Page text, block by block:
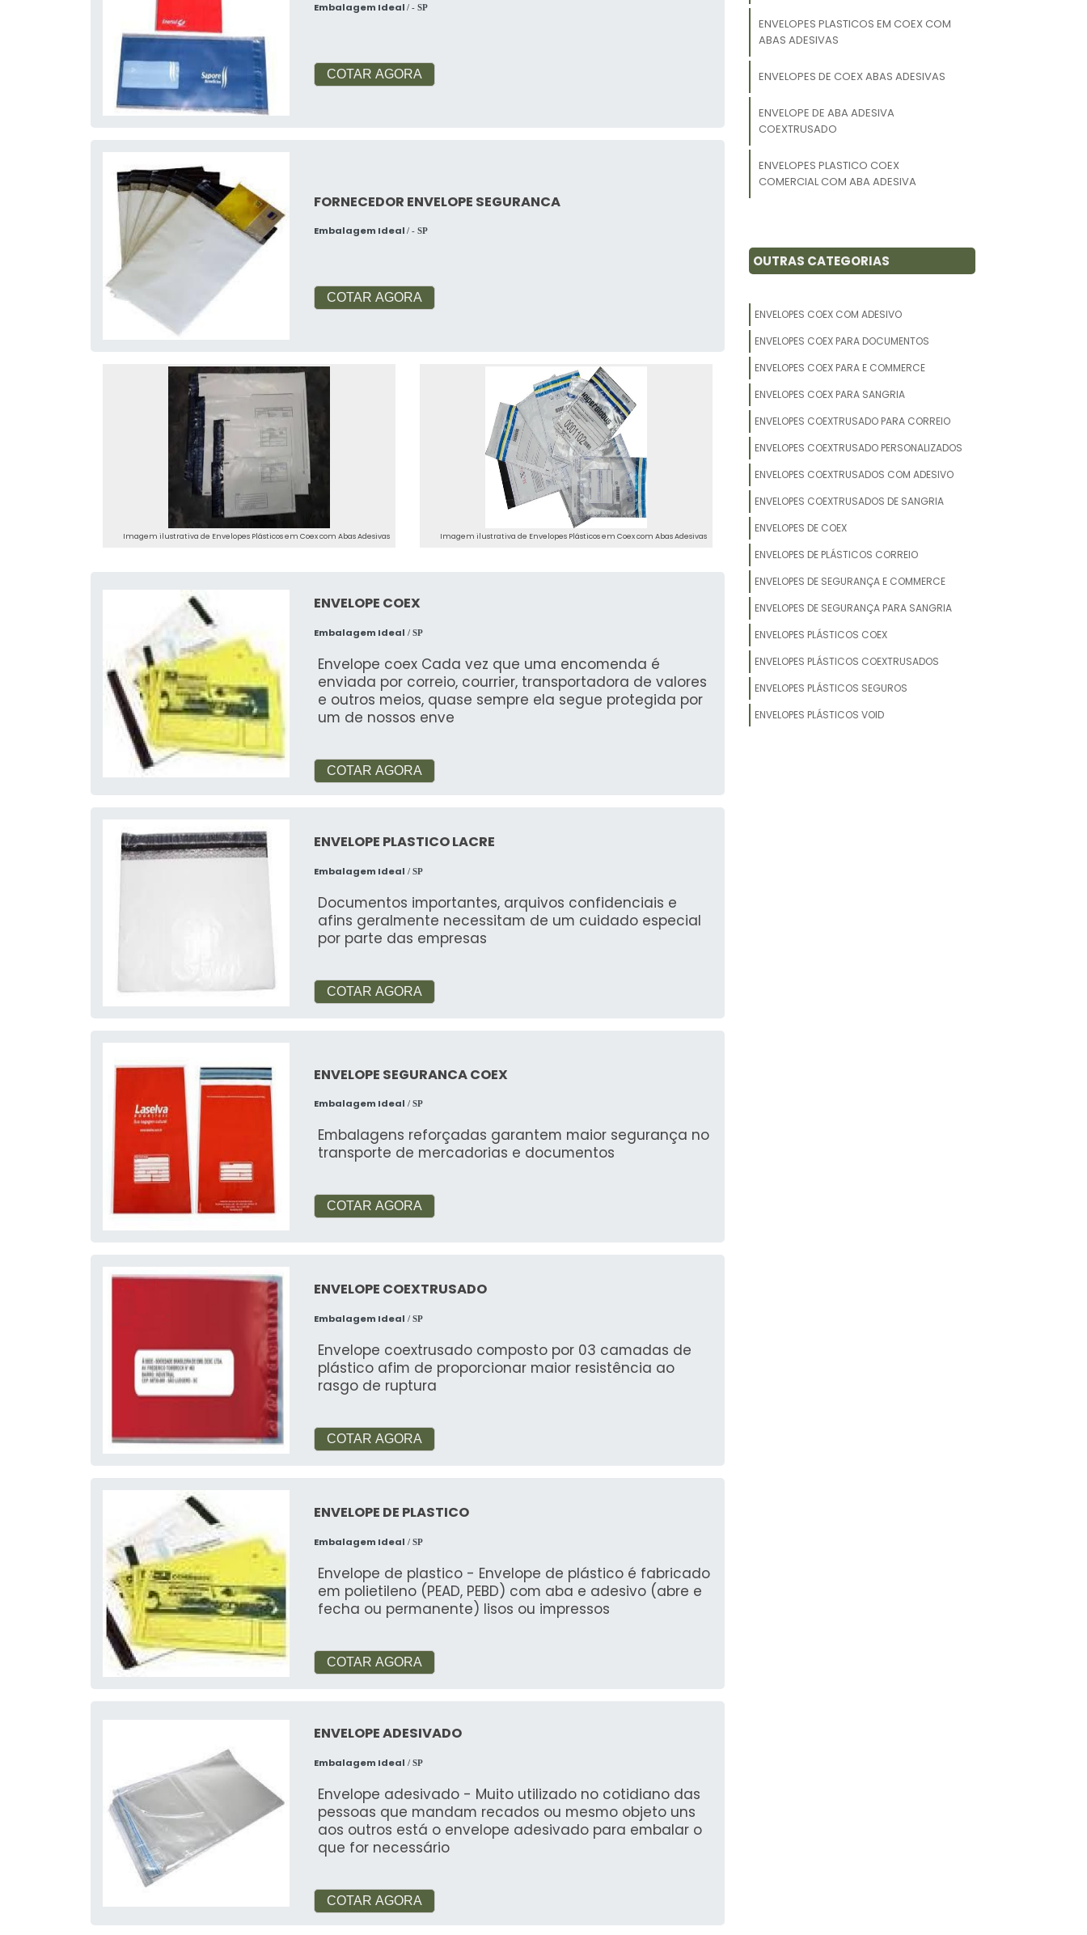
Embalagem Ideal/ - SP
COTAR AGORA
FORNECEDOR ENVELOPE SEGURANCA
Embalagem Ideal/ - SP
COTAR AGORA
Imagem ilustrativa de Envelopes Plásticos em Coex com Abas Adesivas Imagem ilustrativa de Envelopes Plásticos em Coex com Abas Adesivas
ENVELOPE COEX
Embalagem Ideal / SP
Envelope coex Cada vez que uma encomenda é
enviada por correio, courrier, transportadora de valores
e outros meios, quase sempre ela segue protegida por
um de nossos enve
COTAR AGORA
ENVELOPE PLASTICO LACRE
Embalagem Ideal / SP
Documentos importantes, arquivos confidenciais e
afins geralmente necessitam de um cuidado especial
por parte das empresas
COTAR AGORA
ENVELOPE SEGURANCA COEX
Embalagem Ideal / SP
Embalagens reforçadas garantem maior segurança no
transporte de mercadorias e documentos
COTAR AGORA
ENVELOPE COEXTRUSADO
Embalagem Ideal / SP
Envelope coextrusado composto por 03 camadas de
plástico afim de proporcionar maior resistência ao
rasgo de ruptura
COTAR AGORA
ENVELOPE DE PLASTICO
Embalagem Ideal / SP
Envelope de plastico - Envelope de plástico é fabricado
em polietileno (PEAD, PEBD) com aba e adesivo (abre e
fecha ou permanente) lisos ou impressos
COTAR AGORA
ENVELOPE ADESIVADO
Embalagem Ideal / SP
Envelope adesivado - Muito utilizado no cotidiano das
pessoas que mandam recados ou mesmo objeto uns
aos outros está o envelope adesivado para embalar o
que for necessário
COTAR AGORA
ENVELOPES PLASTICOS EM COEX COM
ABAS ADESIVAS
ENVELOPES DE COEX ABAS ADESIVAS
ENVELOPE DE ABA ADESIVA
COEXTRUSADO
ENVELOPES PLASTICO COEX
COMERCIAL COM ABA ADESIVA
OUTRAS CATEGORIAS
ENVELOPES COEX COM ADESIVO
ENVELOPES COEX PARA DOCUMENTOS
ENVELOPES COEX PARA E COMMERCE
ENVELOPES COEX PARA SANGRIA
ENVELOPES COEXTRUSADO PARA CORREIO
ENVELOPES COEXTRUSADO PERSONALIZADOS
ENVELOPES COEXTRUSADOS COM ADESIVO
ENVELOPES COEXTRUSADOS DE SANGRIA
ENVELOPES DE COEX
ENVELOPES DE PLÁSTICOS CORREIO
ENVELOPES DE SEGURANÇA E COMMERCE
ENVELOPES DE SEGURANÇA PARA SANGRIA
ENVELOPES PLÁSTICOS COEX
ENVELOPES PLÁSTICOS COEXTRUSADOS
ENVELOPES PLÁSTICOS SEGUROS
ENVELOPES PLÁSTICOS VOID